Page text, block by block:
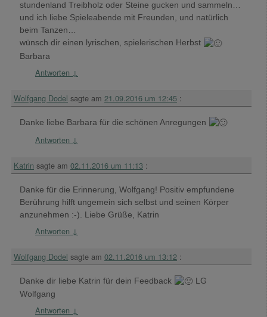
stundenland Treibholz oder Steine gucken und sammeln…
und ich liebe Spieleabende mit Freunden, und natürlich
beim Tanzen…
wünsch dir einen lyrischen, spielerischen Herbst
Barbara
Antworten ↓
Wolfgang Dodel sagte am 21.09.2016 um 12:45 :
Danke liebe Barbara für die schönen Anregungen
Antworten ↓
Katrin sagte am 02.11.2016 um 11:13 :
Danke für die Erinnerung, Wolfgang! Positiv empfundene
Berührung hilft ungemein sich selbst und seinen Körper
anzunehmen :-). Liebe Grüße, Katrin
Antworten ↓
Wolfgang Dodel sagte am 02.11.2016 um 13:12 :
Danke dir liebe Katrin für dein Feedback
LG
Wolfgang
Antworten ↓